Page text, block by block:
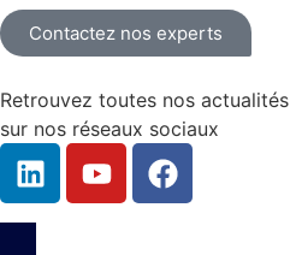
Contactez nos experts
Retrouvez toutes nos actualités
sur nos réseaux sociaux